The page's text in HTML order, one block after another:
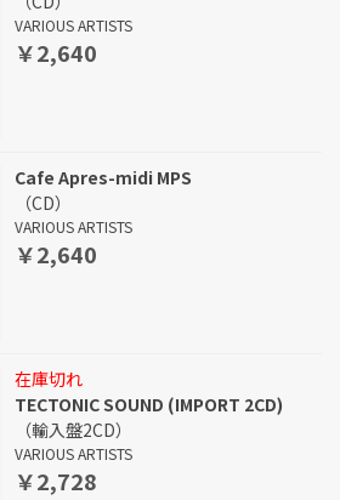
VARIOUS ARTISTS
￥2,640
Cafe Apres-midi MPS
（CD）
VARIOUS ARTISTS
￥2,640
在庫切れ
TECTONIC SOUND (IMPORT 2CD)
（輸入盤2CD）
VARIOUS ARTISTS
￥2,728